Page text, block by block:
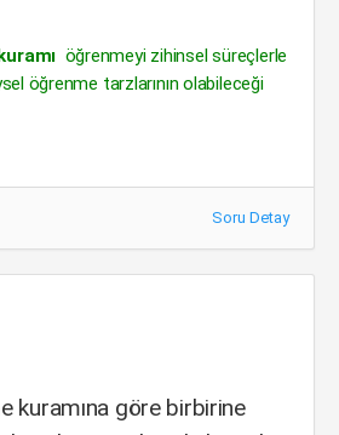
öğrenmeyi zihinsel süreçlerle
öğrenme tarzlarının olabileceği
Soru Detay
kuramına göre birbirine